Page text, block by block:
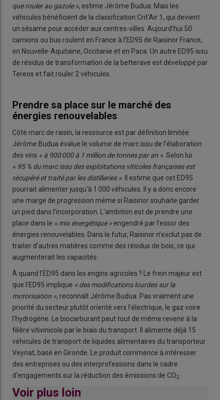
que rouler au gazole », estime Jérôme Budua. Mais les
véhicules bénéficient de la classification Crit’Air 1, qui devient
un sésame pour accéder aux centres-villes. Aujourd’hui 50
camions ou bus roulent en France à l’ED95 de Raisinor France,
en Nouvelle-Aquitaine, Occitanie et en Paca. Un autre ED95 issu
de résidus de transformation de la betterave est développé par
Tereos et fait rouler 2 véhicules.
Prendre sa place sur le marché des
énergies renouvelables
Côté marc de raisin, la ressource est par définition limitée.
Jérôme Budua évalue le volume de marc issu de l’élaboration
des vins « à 900 000 à 1 million de tonnes par an » . Selon lui
« 95 % du marc issu des exploitations viticoles françaises est
récupéré et traité par les distilleries » . Il estime que cet ED95
pourrait alimenter jusqu’à 1 000 véhicules. Il y a donc encore
une marge de progression même si Raisinor souhaite garder
un pied dans l’incorporation. L’ambition est de prendre une
place dans le « mix énergétique » engendré par l’essor des
énergies renouvelables. Dans le futur, Raisinor n’exclut pas de
traiter d’autres matières comme des résidus de bois, ce qui
augmenterait les capacités.
À quand l’ED95 dans les engins agricoles ? Le frein majeur est
que l’ED95 implique « des modifications lourdes sur la
motorisation », reconnaît Jérôme Budua. Pas vraiment une
priorité du secteur plutôt orienté vers l’électrique, le gaz voire
l’hydrogène. Le biocarburant peut tout de même revenir à la
filière vitivinicole par le biais du transport. Il alimente déjà 15
véhicules de transport de liquides alimentaires du transporteur
Veynat, basé en Gironde. Le produit commence à intéresser
des entreprises ou des interprofessions dans le cadre
d’engagements sur la réduction des émissions de CO2
Voir plus loin